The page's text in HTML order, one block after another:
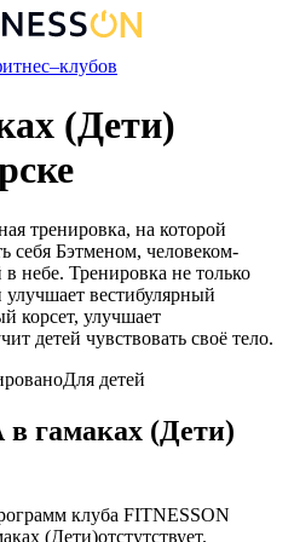
(Дети)
тренировка, на которой
себя Бэтменом, человеком-
небе. Тренировка не только
вестибулярный
корсет, улучшает
детей чувствовать своё тело.
Для детей
гамаках (Дети)
клуба FITNESSON
(Дети)отстутствует.